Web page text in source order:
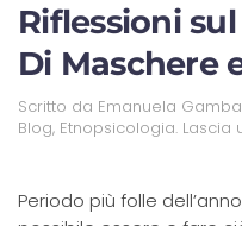
Riflessioni
Di Maschere
Scritto da Emanuela Gamba
Blog, Etnopsicologia. Lascia
Periodo più folle